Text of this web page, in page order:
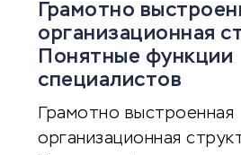
Грамотно
организационная
Понятные функции
специалистов
Грамотно выстроенная
организационная